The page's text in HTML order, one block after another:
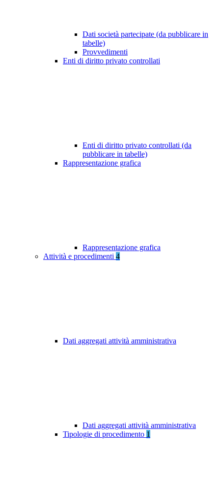
Dati società partecipate (da pubblicare in
tabelle)
Provvedimenti
Enti di diritto privato controllati
Enti di diritto privato controllati (da
pubblicare in tabelle)
Rappresentazione grafica
Rappresentazione grafica
Attività e procedimenti 4
Dati aggregati attività amministrativa
Dati aggregati attività amministrativa
Tipologie di procedimento 1